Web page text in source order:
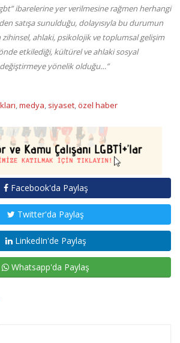
ibarelerine yer verilmesine rağmen herhangi
satışa sunulduğu, dolayısıyla bu durumun
zihinsel, ahlaki, psikolojik ve toplumsal gelişim
etkilediği, kültürel ve ahlaki sosyal
değiştirmeye yönelik olduğu…”
,medya, siyaset,özel haber
Facebook'da Paylaş
Twitter'da Paylaş
LinkedIn'de Paylaş
Whatsapp'da Paylaş